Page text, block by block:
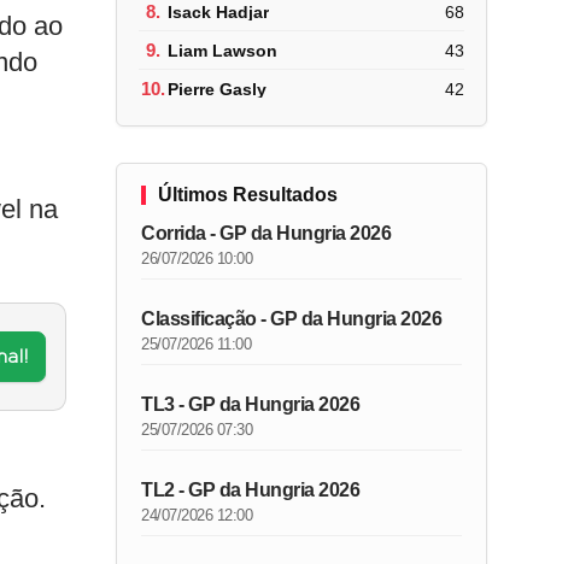
ao
na
8. Isack Hadjar 68
9. Liam Lawson 43
10.Pierre Gasly 42
Últimos Resultados
Corrida - GP da Hungria 2026
26/07/2026 10:00
Classificação - GP da Hungria 2026
25/07/2026 11:00
TL3 - GP da Hungria 2026
25/07/2026 07:30
TL2 - GP da Hungria 2026
24/07/2026 12:00